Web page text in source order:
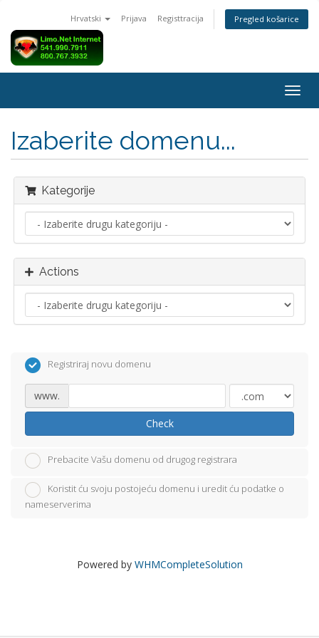
Hrvatski Prijava Registtracija Pregled košarice
Izaberite domenu...
Kategorije
Actions
Registriraj novu domenu
www.
Check
Prebacite Vašu domenu od drugog registrara
Koristit ću svoju postojeću domenu i uredit ću podatke o
nameserverima
Powered by WHMCompleteSolution